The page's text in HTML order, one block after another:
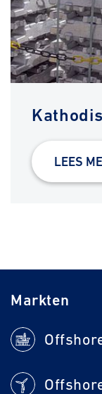
LEES
Markten